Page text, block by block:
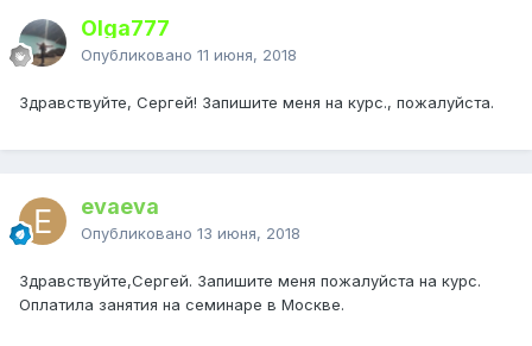
Olga777
Опубликовано 11 июня, 2018
Здравствуйте, Сергей! Запишите меня на курс., пожалуйста.
evaeva
Опубликовано 13 июня, 2018
Здравствуйте,Сергей. Запишите меня пожалуйста на курс.
Оплатила занятия на семинаре в Москве.